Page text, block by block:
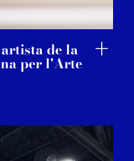
de la
per l'Arte